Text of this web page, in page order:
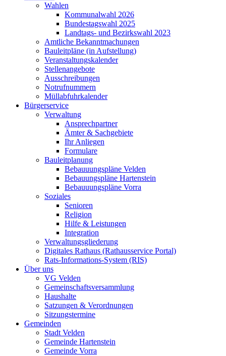
Wahlen
Kommunalwahl 2026
Bundestagswahl 2025
Landtags- und Bezirkswahl 2023
Amtliche Bekanntmachungen
Bauleitpläne (in Aufstellung)
Veranstaltungskalender
Stellenangebote
Ausschreibungen
Notrufnummern
Müllabfuhrkalender
Bürgerservice
Verwaltung
Ansprechpartner
Ämter & Sachgebiete
Ihr Anliegen
Formulare
Bauleitplanung
Bebauuungspläne Velden
Bebauungspläne Hartenstein
Bebauuungspläne Vorra
Soziales
Senioren
Religion
Hilfe & Leistungen
Integration
Verwaltungsgliederung
Digitales Rathaus (Rathausservice Portal)
Rats-Informations-System (RIS)
Über uns
VG Velden
Gemeinschaftsversammlung
Haushalte
Satzungen & Verordnungen
Sitzungstermine
Gemeinden
Stadt Velden
Gemeinde Hartenstein
Gemeinde Vorra